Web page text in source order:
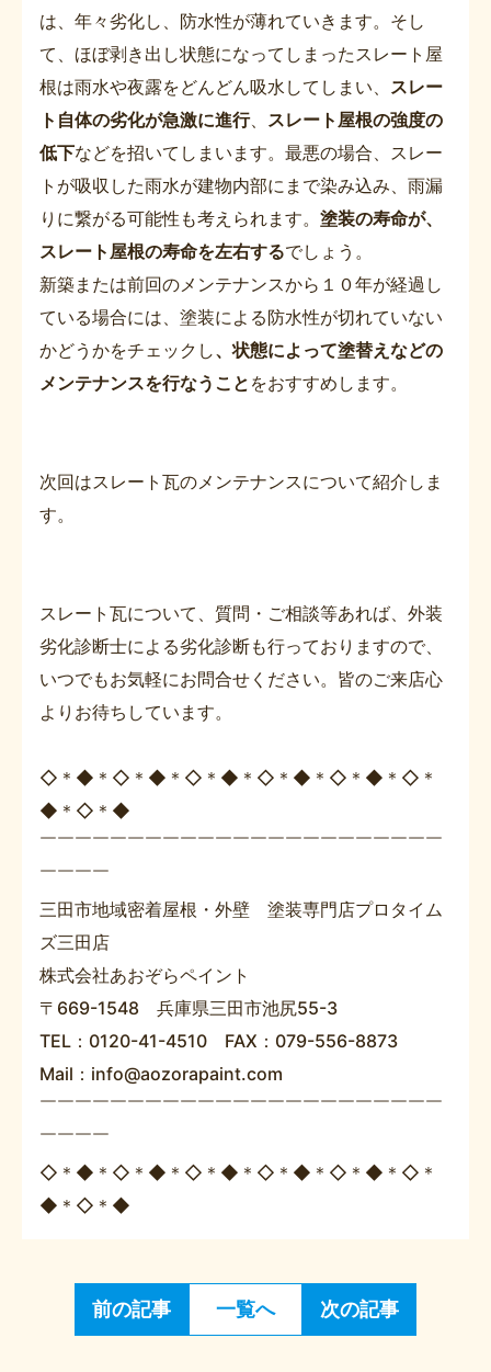
は、年々劣化し、防水性が薄れていきます。そし
て、ほぼ剥き出し状態になってしまったスレート屋
根は雨水や夜露をどんどん吸水してしまい、 スレー
ト自体の劣化が急激に進行、 スレート屋根の強度の
低下などを招いてしまいます。最悪の場合、スレー
トが吸収した雨水が建物内部にまで染み込み、雨漏
りに繋がる可能性も考えられます。 塗装の寿命が、
スレート屋根の寿命を左右するでしょう。
新築または前回のメンテナンスから１０年が経過し
ている場合には、塗装による防水性が切れていない
かどうかをチェックし、状態によって塗替えなどの
メンテナンスを行なうこと をおすすめします。
次回はスレート瓦のメンテナンスについて紹介しま
す。
スレート瓦について、質問・ご相談等あれば、外装
劣化診断士による劣化診断も行っておりますので、
いつでもお気軽にお問合せください。皆のご来店心
よりお待ちしています。
◇＊◆＊◇＊◆＊◇＊◆＊◇＊◆＊◇＊◆＊◇＊
◆＊◇＊◆
￣￣￣￣￣￣￣￣￣￣￣￣￣￣￣￣￣￣￣￣￣￣￣
￣￣￣￣
三田市地域密着屋根・外壁 塗装専門店プロタイム
ズ三田店
株式会社あおぞらペイント
〒669-1548 兵庫県三田市池尻55-3
TEL：0120-41-4510 FAX：079-556-8873
Mail：info@aozorapaint.com
￣￣￣￣￣￣￣￣￣￣￣￣￣￣￣￣￣￣￣￣￣￣￣
￣￣￣￣
◇＊◆＊◇＊◆＊◇＊◆＊◇＊◆＊◇＊◆＊◇＊
◆＊◇＊◆
前の記事 一覧へ 次の記事